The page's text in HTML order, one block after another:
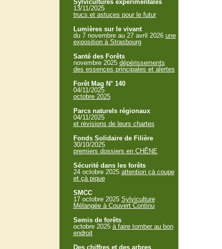
Sylvicultures expérimentales
13/11/2025
trucs et astuces pour le futur
Lumières sur le vivant
du 7 novembre au 27 avril 2026 une
exposition à Strasbourg
Santé des Forêts
novembre 2025 dépérissements
des essences principales et alertes
Forêt Mag N° 140
04/11/2025
octobre 2025
Parcs naturels régionaux
04/11/2025
et révisions de leurs chartes
Fonds Solidaire de Filière
30/10/2025
premiers dossiers en CHÊNE
Sécurité dans les forêts
24 octobre 2025 attention çà coupe
et çà pique
SMCC
17 octobre 2025 Sylviculture
Mélangée à Couvert Continu
Semis de forêts
octobre 2025 à faire tomber au bon
endroit
Des chiffres et des arbres